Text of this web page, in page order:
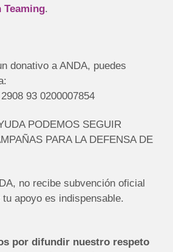
Teaming.
donativo a ANDA, puedes
93 0200007854
PODEMOS SEGUIR
PARA LA DEFENSA DE
no recibe subvención oficial
apoyo es indispensable.
por difundir nuestro respeto